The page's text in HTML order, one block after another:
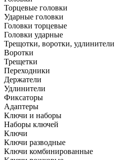
Торцевые головки
Ударные головки
Головки торцевые
Головки ударные
Трещотки, воротки, удлинители
Воротки
Трещетки
Переходники
Держатели
Удлинители
Фиксаторы
Адаптеры
Ключи и наборы
Наборы ключей
Ключи
Ключи разводные
Ключи комбинированные